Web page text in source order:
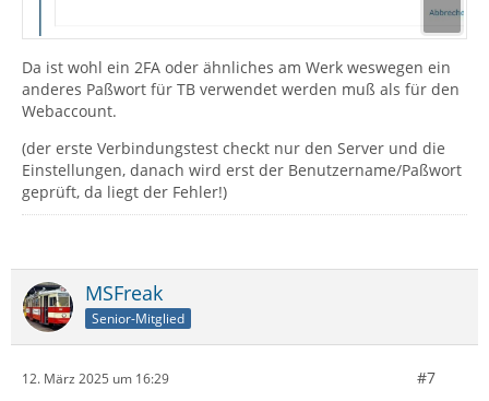
Da ist wohl ein 2FA oder ähnliches am Werk weswegen ein
anderes Paßwort für TB verwendet werden muß als für den
Webaccount.
(der erste Verbindungstest checkt nur den Server und die
Einstellungen, danach wird erst der Benutzername/Paßwort
geprüft, da liegt der Fehler!)
MSFreak
Senior-Mitglied
12. März 2025 um 16:29 #7